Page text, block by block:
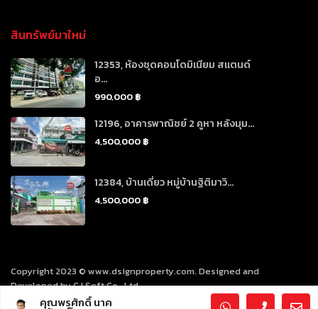
สินทรัพย์มาใหม่
12353, ห้องชุดคอนโดมิเนียม สแตนด์
อ...
990,000 ฿
12196, อาคารพาณิชย์ 2 คูหา หลังมุม...
4,500,000 ฿
12384, บ้านเดี่ยว หมู่บ้านฐิติมาวิ...
4,500,000 ฿
Copyright 2023 © www.dsignproperty.com. Designed and
Developed by CJ Soft Co., Ltd.
คุณพรศักดิ์ นาค